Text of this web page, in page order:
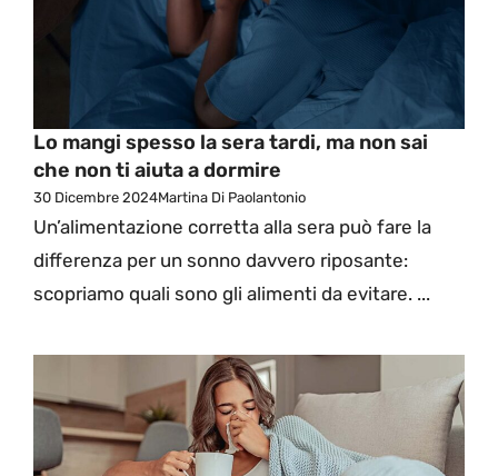
Lo mangi spesso la sera tardi, ma non sai
che non ti aiuta a dormire
30 Dicembre 2024Martina Di Paolantonio
Un’alimentazione corretta alla sera può fare la
differenza per un sonno davvero riposante:
scopriamo quali sono gli alimenti da evitare. ...